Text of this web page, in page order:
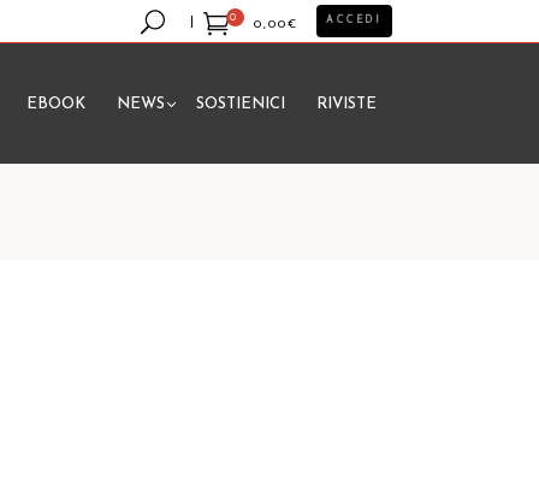
0
0,00€
prodotto nel carrello.
ACCEDI
EBOOK NEWS SOSTIENICI RIVISTE